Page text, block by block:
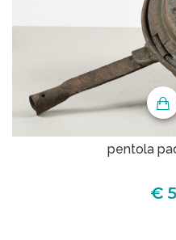
pentola
€